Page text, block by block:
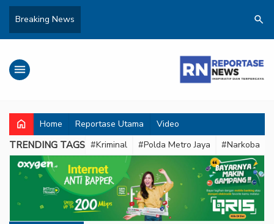
Breaking News search
menu
home Home Reportase Utama Video
TRENDING TAGS #Kriminal #Polda Metro Jaya #Narkoba